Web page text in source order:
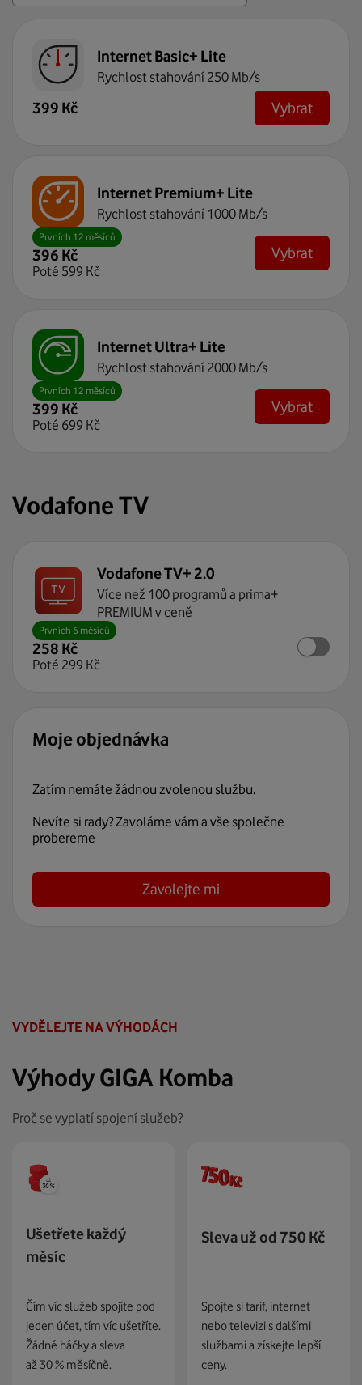
Internet Basic+ Lite
Rychlost stahování 250 Mb/s
399 Kč Vybrat
Internet Premium+ Lite
Rychlost stahování 1000 Mb/s
Prvních 12 měsíců
396 Kč
Poté 599 Kč
Vybrat
Internet Ultra+ Lite
Rychlost stahování 2000 Mb/s
Prvních 12 měsíců
399 Kč
Poté 699 Kč
Vybrat
Vodafone TV
Vodafone TV+ 2.0
Více než 100 programů a prima+
PREMIUM v ceně
Prvních 6 měsíců
258 Kč
Poté 299 Kč
Moje objednávka
Zatím nemáte žádnou zvolenou službu.
Nevíte si rady? Zavoláme vám a vše společne
probereme
Zavolejte mi
VYDĚLEJTE NA VÝHODÁCH
Výhody GIGA Komba
Proč se vyplatí spojení služeb?
Ušetřete každý
měsíc
Čím víc služeb spojíte pod
jeden účet, tím víc ušetříte.
Žádné háčky a sleva
až 30 % měsíčně.
Sleva už od 750 Kč
Spojte si tarif, internet
nebo televizi s dalšími
službami a získejte lepší
ceny.